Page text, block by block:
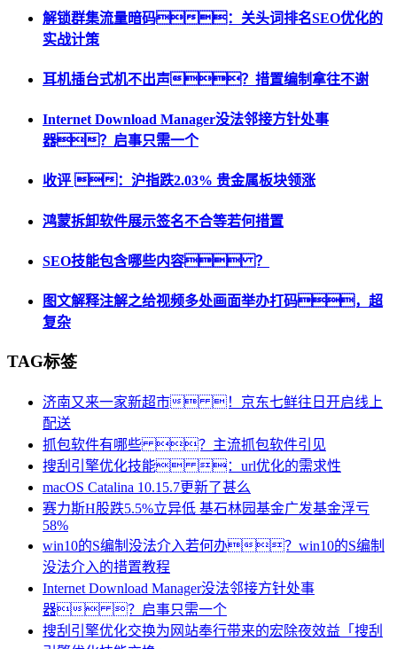
解锁群集流量暗码：关头词排名SEO优化的
实战计策
耳机插台式机不出声？措置编制拿往不谢
Internet Download Manager没法邻接方针处事
器？启事只需一个
收评 ：沪指跌2.03% 贵金属板块领涨
鸿蒙拆卸软件展示签名不合等若何措置
SEO技能包含哪些内容 ？
图文解释注解之给视频多处画面举办打码，超
复杂
TAG标签
济南又来一家新超市 ！京东七鲜往日开启线上
配送
抓包软件有哪些 ？主流抓包软件引见
搜刮引擎优化技能 ：url优化的需求性
macOS Catalina 10.15.7更新了甚么
赛力斯H股跌5.5%立异低 基石林园基金广发基金浮亏
58%
win10的S编制没法介入若何办？win10的S编制
没法介入的措置教程
Internet Download Manager没法邻接方针处事
器 ？启事只需一个
搜刮引擎优化交换为网站奉行带来的宏除夜效益「搜刮